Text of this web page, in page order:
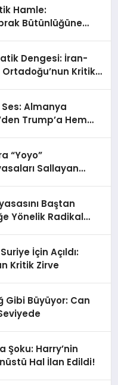
Hamle:
Bütünlüğüne
Dengesi: İran-
Kritik
Almanya
Trump’a Hem
“Yoyo”
Sallayan
Baştan
Yönelik Radikal
İçin Açıldı:
Kritik Zirve
Gibi Büyüyor: Can
Şoku: Harry’nin
Hal İlan Edildi!